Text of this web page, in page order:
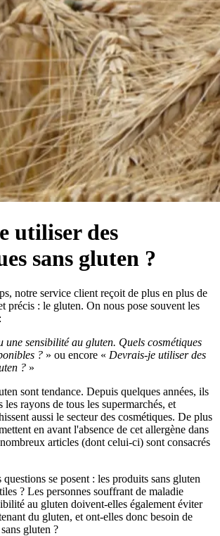
utiliser des
sans gluten ?
notre service client reçoit de plus en plus de
précis : le gluten. On nous pose souvent les
une sensibilité au gluten. Quels cosmétiques
? » ou encore « Devrais-je utiliser des
? »
sont tendance. Depuis quelques années, ils
les rayons de tous les supermarchés, et
aussi le secteur des cosmétiques. De plus
en avant l'absence de cet allergène dans
articles (dont celui-ci) sont consacrés
se posent : les produits sans gluten
? Les personnes souffrant de maladie
au gluten doivent-elles également éviter
du gluten, et ont-elles donc besoin de
gluten ?